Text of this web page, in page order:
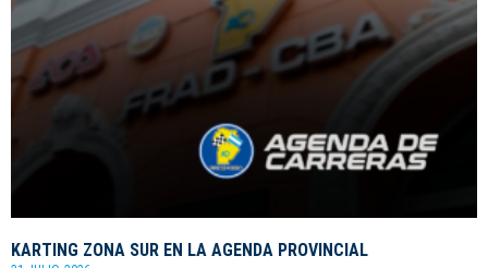
KARTING ZONA SUR EN LA AGENDA PROVINCIAL